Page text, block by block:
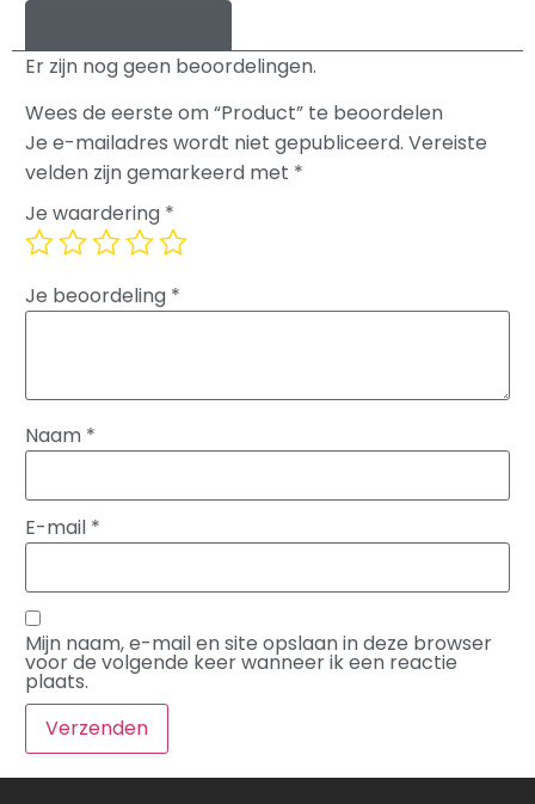
Er zijn nog geen beoordelingen.
Wees de eerste om “Product” te beoordelen
Je e-mailadres wordt niet gepubliceerd. Vereiste
velden zijn gemarkeerd met *
Je waardering *
Je beoordeling *
Naam *
E-mail *
Mijn naam, e-mail en site opslaan in deze browser
voor de volgende keer wanneer ik een reactie
plaats.